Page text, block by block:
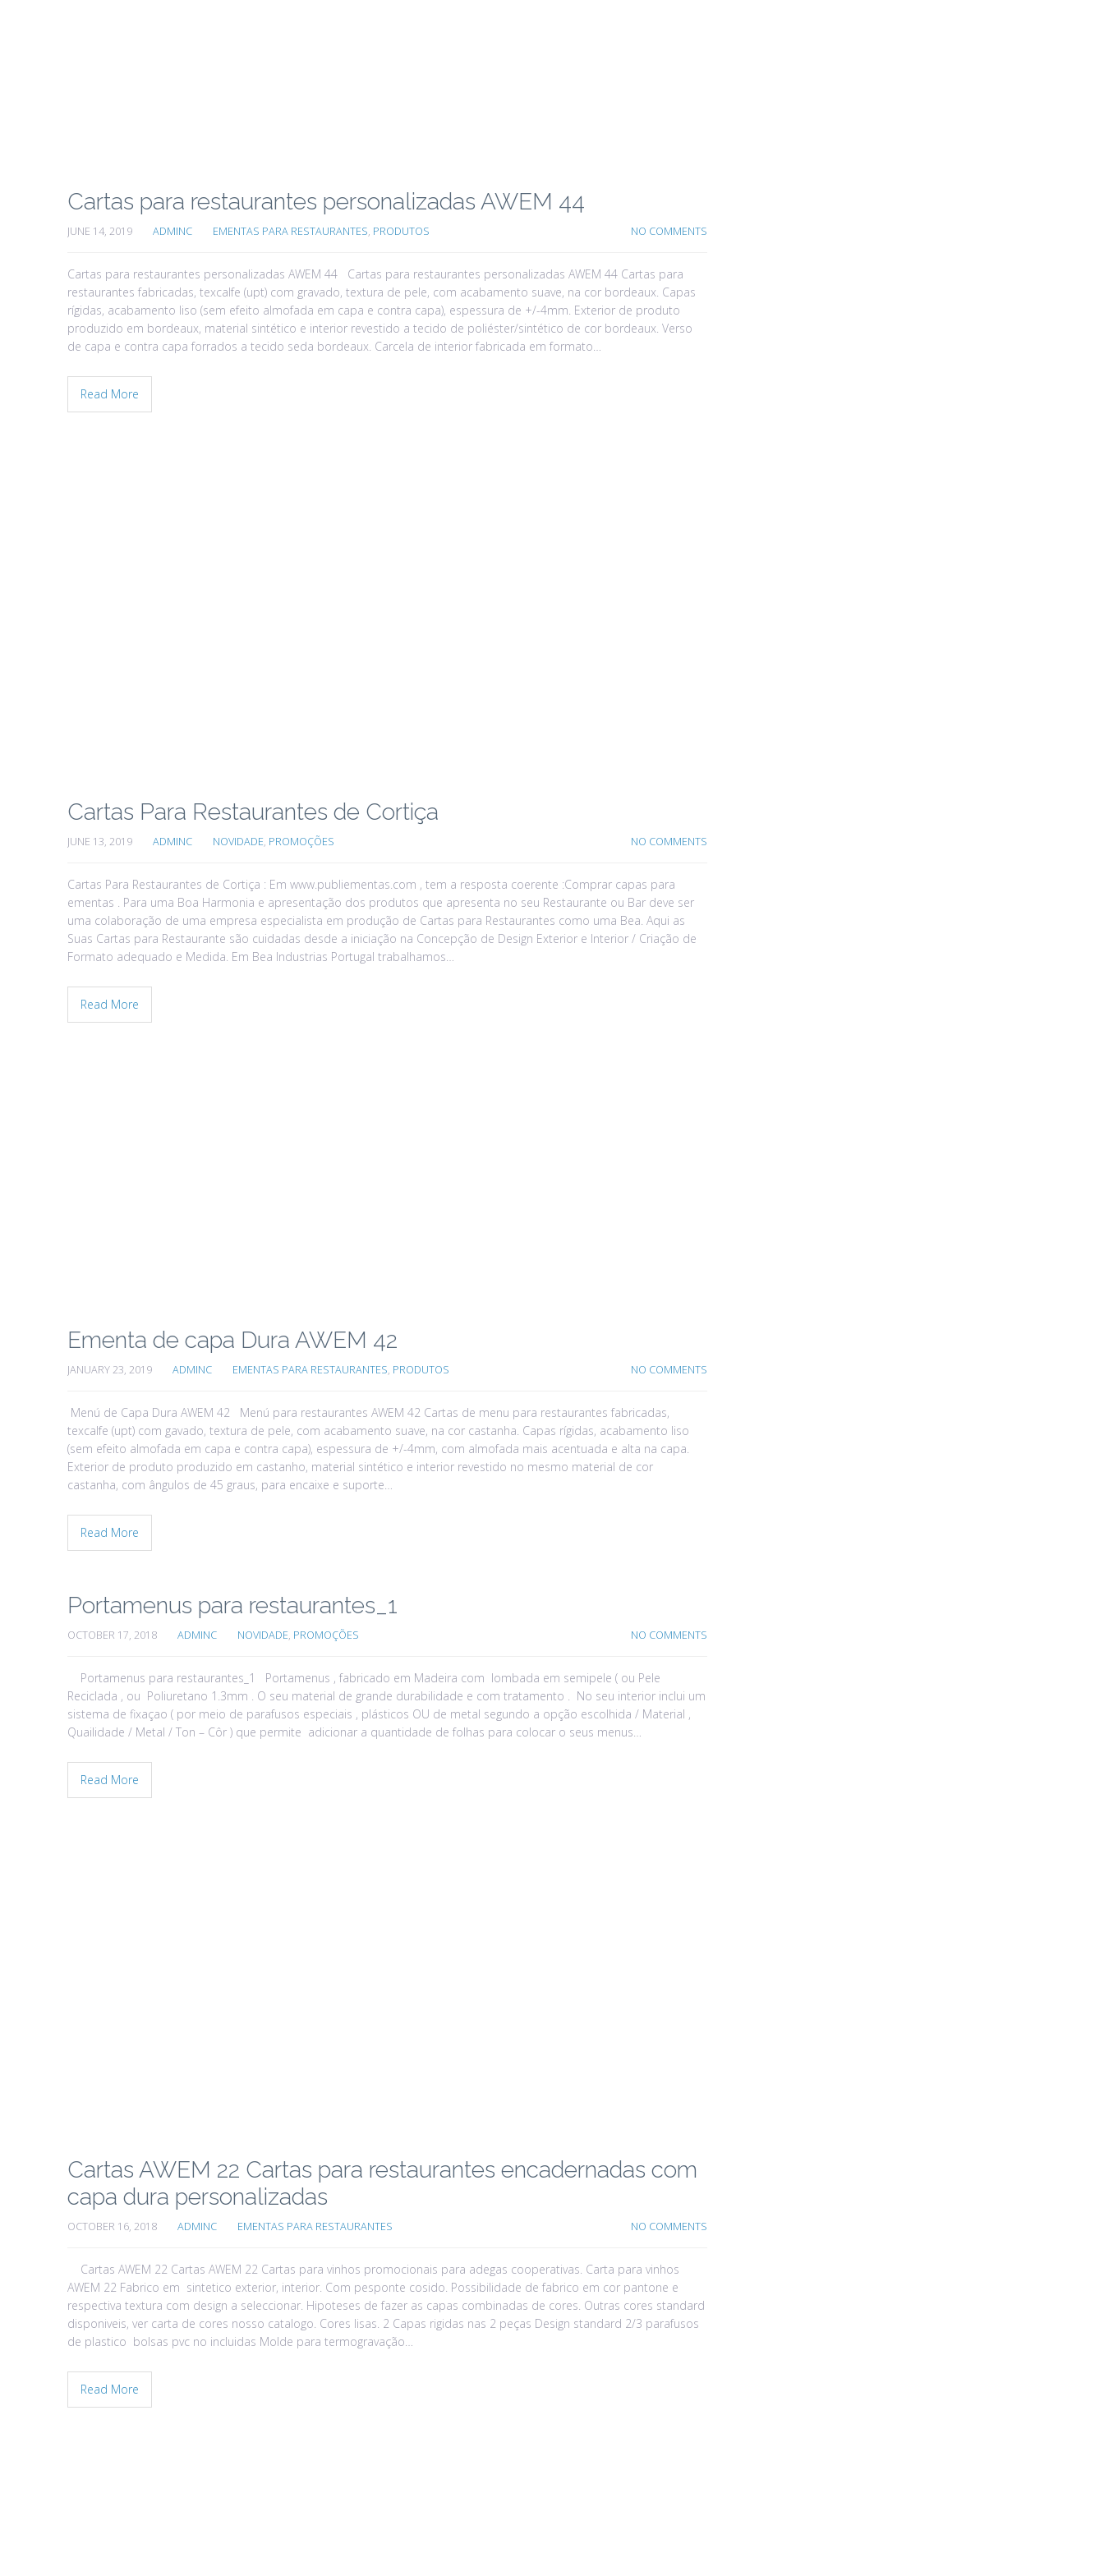
Cartas para restaurantes personalizadas AWEM 44
JUNE 14, 2019 ADMINC EMENTAS PARA RESTAURANTES, PRODUTOS NO COMMENTS
Cartas para restaurantes personalizadas AWEM 44 Cartas para restaurantes personalizadas AWEM 44 Cartas para
restaurantes fabricadas, texcalfe (upt) com gravado, textura de pele, com acabamento suave, na cor bordeaux. Capas
rígidas, acabamento liso (sem efeito almofada em capa e contra capa), espessura de +/-4mm. Exterior de produto
produzido em bordeaux, material sintético e interior revestido a tecido de poliéster/sintético de cor bordeaux. Verso
de capa e contra capa forrados a tecido seda bordeaux. Carcela de interior fabricada em formato…
Read More
Cartas Para Restaurantes de Cortiça
JUNE 13, 2019 ADMINC NOVIDADE, PROMOÇÕES NO COMMENTS
Cartas Para Restaurantes de Cortiça : Em www.publiementas.com , tem a resposta coerente :Comprar capas para
ementas . Para uma Boa Harmonia e apresentação dos produtos que apresenta no seu Restaurante ou Bar deve ser
uma colaboração de uma empresa especialista em produção de Cartas para Restaurantes como uma Bea. Aqui as
Suas Cartas para Restaurante são cuidadas desde a iniciação na Concepção de Design Exterior e Interior / Criação de
Formato adequado e Medida. Em Bea Industrias Portugal trabalhamos…
Read More
Ementa de capa Dura AWEM 42
JANUARY 23, 2019 ADMINC EMENTAS PARA RESTAURANTES, PRODUTOS NO COMMENTS
Menú de Capa Dura AWEM 42 Menú para restaurantes AWEM 42 Cartas de menu para restaurantes fabricadas,
texcalfe (upt) com gavado, textura de pele, com acabamento suave, na cor castanha. Capas rígidas, acabamento liso
(sem efeito almofada em capa e contra capa), espessura de +/-4mm, com almofada mais acentuada e alta na capa.
Exterior de produto produzido em castanho, material sintético e interior revestido no mesmo material de cor
castanha, com ângulos de 45 graus, para encaixe e suporte…
Read More
Portamenus para restaurantes_1
OCTOBER 17, 2018 ADMINC NOVIDADE, PROMOÇÕES NO COMMENTS
Portamenus para restaurantes_1 Portamenus , fabricado em Madeira com lombada em semipele ( ou Pele
Reciclada , ou Poliuretano 1.3mm . O seu material de grande durabilidade e com tratamento . No seu interior inclui um
sistema de fixaçao ( por meio de parafusos especiais , plásticos OU de metal segundo a opção escolhida / Material ,
Quailidade / Metal / Ton – Côr ) que permite adicionar a quantidade de folhas para colocar o seus menus…
Read More
Cartas AWEM 22 Cartas para restaurantes encadernadas com
capa dura personalizadas
OCTOBER 16, 2018 ADMINC EMENTAS PARA RESTAURANTES NO COMMENTS
Cartas AWEM 22 Cartas AWEM 22 Cartas para vinhos promocionais para adegas cooperativas. Carta para vinhos
AWEM 22 Fabrico em sintetico exterior, interior. Com pesponte cosido. Possibilidade de fabrico em cor pantone e
respectiva textura com design a seleccionar. Hipoteses de fazer as capas combinadas de cores. Outras cores standard
disponiveis, ver carta de cores nosso catalogo. Cores lisas. 2 Capas rigidas nas 2 peças Design standard 2/3 parafusos
de plastico bolsas pvc no incluidas Molde para termogravação…
Read More